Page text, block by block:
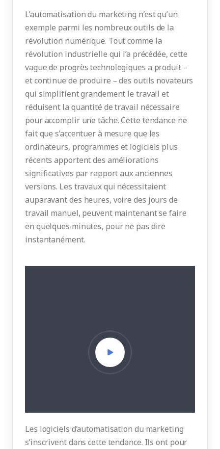
L’automatisation du marketing n’est qu’un
exemple parmi les nombreux outils de la
révolution numérique. Tout comme la
révolution industrielle qui l’a précédée, cette
vague de progrès technologiques a produit –
et continue de produire – des outils novateurs
qui simplifient grandement le travail et
réduisent la quantité de travail nécessaire
pour accomplir une tâche. Cette tendance ne
fait que s’accentuer à mesure que les
ordinateurs, programmes et logiciels plus
récents apportent des améliorations
significatives par rapport aux anciennes
versions. Les travaux qui nécessitaient
auparavant des heures, voire des jours de
travail manuel, peuvent maintenant se faire
en quelques minutes, pour ne pas dire
instantanément.
Les logiciels d’automatisation du marketing
s’inscrivent dans cette tendance. Ils ont pour